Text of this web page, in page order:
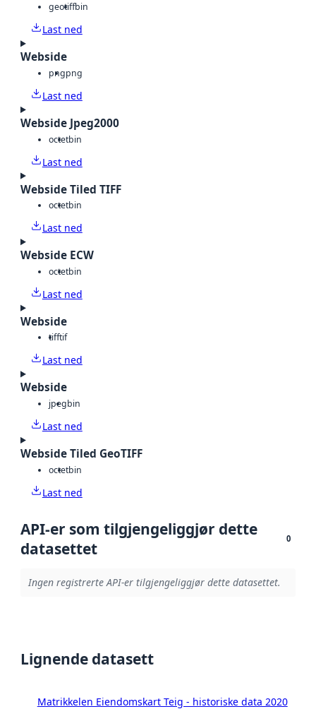
geotiffbin
Last ned
Webside
pngpng
Last ned
Webside Jpeg2000
octetbin
Last ned
Webside Tiled TIFF
octetbin
Last ned
Webside ECW
octetbin
Last ned
Webside
tifftif
Last ned
Webside
jpegbin
Last ned
Webside Tiled GeoTIFF
octetbin
Last ned
API-er som tilgjengeliggjør dette
datasettet
0
Ingen registrerte API-er tilgjengeliggjør dette datasettet.
Lignende datasett
Matrikkelen Eiendomskart Teig - historiske data 2020